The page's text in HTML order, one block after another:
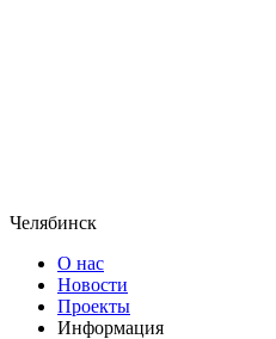
Челябинск
О нас
Новости
Проекты
Информация